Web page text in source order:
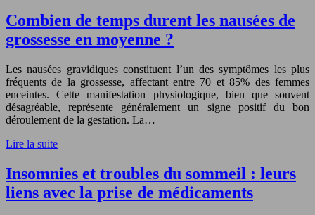
Combien de temps durent les nausées de
grossesse en moyenne ?
Les nausées gravidiques constituent l’un des symptômes les plus
fréquents de la grossesse, affectant entre 70 et 85% des femmes
enceintes. Cette manifestation physiologique, bien que souvent
désagréable, représente généralement un signe positif du bon
déroulement de la gestation. La…
Lire la suite
Insomnies et troubles du sommeil : leurs
liens avec la prise de médicaments